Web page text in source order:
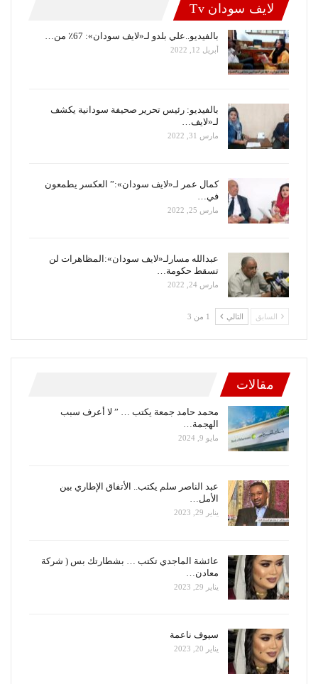
لايف سودان Tv
بالفيديو..علي بلدو لـ«لايف سودان»: 67٪ من…
أبريل 12, 2022
بالفيديو: رئيس تحرير صحيفة سودانية يكشف
لـ«لايف…
مارس 31, 2022
كمال عمر لـ«لايف سودان»:” العكسر يطمعون
في…
مارس 25, 2022
عبدالله مسارلـ«لايف سودان»:المظاهرات لن
تسقط حكومة…
مارس 24, 2022
السابق التالي 1 من 3
مقالات
محمد حامد جمعة يكتب … ” لا أعرف سبب
الهجمة…
مايو 9, 2024
عبد الناصر سلم يكتب.. الأتفاق الإطاري بين
الأمل…
يناير 29, 2023
عائشة الماجدي تكتب … بشطارتك بس ( شركة
معادن…
يناير 29, 2023
سيوف ناعمة
يناير 20, 2023